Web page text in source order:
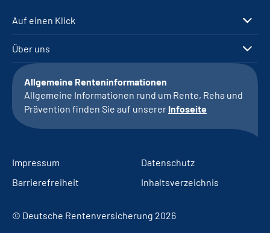
Auf einen Klick
Über uns
Allgemeine Renteninformationen
Allgemeine Informationen rund um Rente, Reha und
Prävention finden Sie auf unserer Infoseite
Impressum
Datenschutz
Barrierefreiheit
Inhaltsverzeichnis
© Deutsche Rentenversicherung 2026